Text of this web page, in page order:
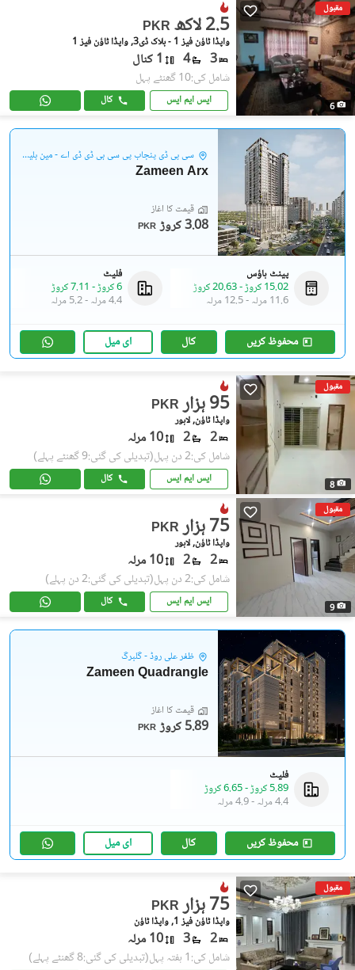
مقبول
6
PKR 2.5 لاکھ
واپڈا ٹاؤن فیز 1 - بلاک ڈی3, واپڈا ٹاؤن فیز 1
3
4 1 کنال
شامل کی:10 گھنٹے پہل
ایس ایم ایس کال
سی بی ڈی پنجاب پی سی بی ڈی ڈی اے - مین بلیوارڈ گلبرگ
Zameen Arx
قیمت کا آغاز
PKR 3.08 کروڑ
پینٹ ہاؤس
15.02 کروڑ
-20.63 کروڑ
11.6 مرلہ
-12.5 مرلہ
فلیٹ
6 کروڑ
- 7.11 کروڑ
4.4 مرلہ
-5.2 مرلہ
محفوظ کریں کال ای میل
مقبول
8
PKR 95 ہزار
واپڈا ٹاؤن, لاہور
2
2 10 مرلہ
شامل کی:2 دن پہل (تبدیلی کی گئی:9 گھنٹے پہلے)
ایس ایم ایس کال
مقبول
9
PKR 75 ہزار
واپڈا ٹاؤن, لاہور
2
2 10 مرلہ
شامل کی:2 دن پہل (تبدیلی کی گئی:2 دن پہلے)
ایس ایم ایس کال
ظفر علی روڈ - گلبرگ
Zameen Quadrangle
قیمت کا آغاز
PKR 5.89 کروڑ
فلیٹ
5.89 کروڑ
-6.65 کروڑ
4.4 مرلہ
-4.9 مرلہ
محفوظ کریں کال ای میل
مقبول
PKR 75 ہزار
واپڈا ٹاؤن فیز 1, واپڈا ٹاؤن
2
3 10 مرلہ
شامل کی:1 ہفتہ پہل (تبدیلی کی گئی:8 گھنٹے پہلے)